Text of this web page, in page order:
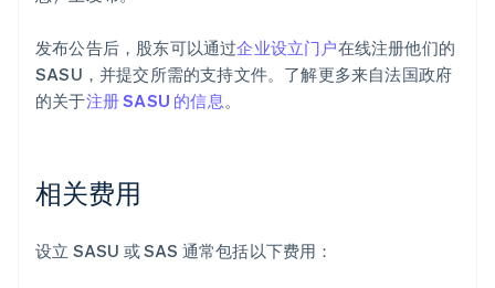
发布公告后，股东可以通过企业设立门户在线注册他们的
SASU，并提交所需的支持文件。了解更多来自法国政府
的关于注册 SASU 的信息。
相关费用
设立 SASU 或 SAS 通常包括以下费用：